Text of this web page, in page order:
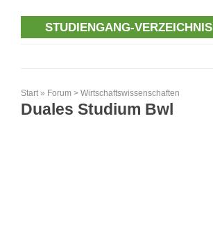
STUDIENGANG-VERZEICHNIS
Start » Forum > Wirtschaftswissenschaften
Duales Studium Bwl